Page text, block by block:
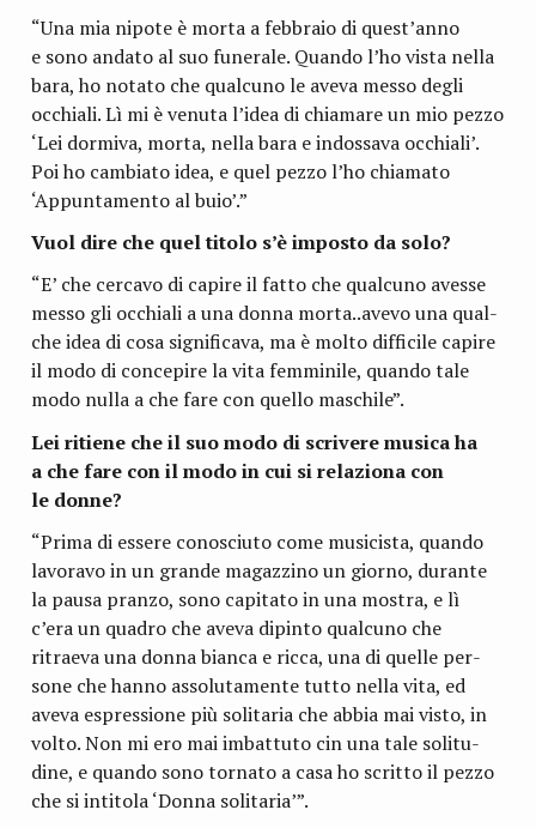
“Una mia nipote è morta a feb­braio di quest’anno
e sono andato al suo fune­rale. Quando l’ho vista nella
bara, ho notato che qual­cuno le aveva messo degli
occhiali. Lì mi è venuta l’idea di chia­mare un mio pezzo
‘Lei dor­miva, morta, nella bara e indos­sava occhiali’.
Poi ho cam­biato idea, e quel pezzo l’ho chia­mato
‘Appun­ta­mento al buio’.”
Vuol dire che quel titolo s’è impo­sto da solo?
“E’ che cer­cavo di capire il fatto che qual­cuno avesse
messo gli occhiali a una donna morta..avevo una qual­
che idea di cosa signi­fi­cava, ma è molto dif­fi­cile capire
il modo di con­ce­pire la vita fem­mi­nile, quando tale
modo nulla a che fare con quello maschile”.
Lei ritiene che il suo modo di scri­vere musica ha
a che fare con il modo in cui si rela­ziona con
le donne?
“Prima di essere cono­sciuto come musi­ci­sta, quando
lavo­ravo in un grande magaz­zino un giorno, durante
la pausa pranzo, sono capi­tato in una mostra, e lì
c’era un qua­dro che aveva dipinto qual­cuno che
ritraeva una donna bianca e ricca, una di quelle per­
sone che hanno asso­lu­ta­mente tutto nella vita, ed
aveva espres­sione più soli­ta­ria che abbia mai visto, in
volto. Non mi ero mai imbat­tuto cin una tale soli­tu­
dine, e quando sono tor­nato a casa ho scritto il pezzo
che si inti­tola ‘Donna solitaria’”.